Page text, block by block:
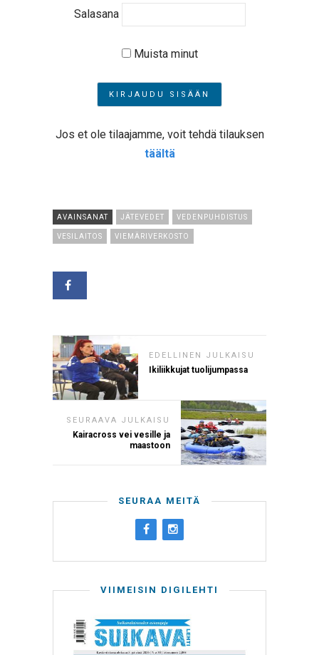
Salasana
Muista minut
Jos et ole tilaajamme, voit tehdä tilauksen
täältä
AVAINSANAT JÄTEVEDET VEDENPUHDISTUS
VESILAITOS VIEMÄRIVERKOSTO
EDELLINEN JULKAISU
Ikiliikkujat tuolijumpassa
SEURAAVA JULKAISU
Kairacross vei vesille ja
maastoon
SEURAA MEITÄ
VIIMEISIN DIGILEHTI